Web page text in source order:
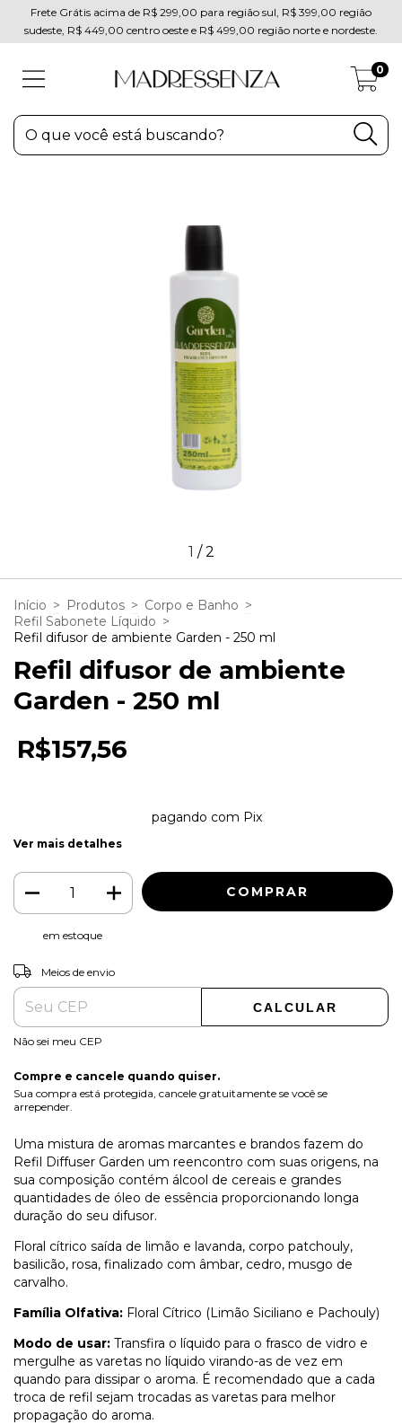
Frete Grátis acima de R$ 299,00 para região sul, R$ 399,00 região
sudeste, R$ 449,00 centro oeste e R$ 499,00 região norte e nordeste.
0
1 /2
Início > Produtos > Corpo e Banho >
Refil Sabonete Líquido >
Refil difusor de ambiente Garden - 250 ml
Refil difusor de ambiente
Garden - 250 ml
R$157,56
pagando com Pix
Ver mais detalhes
em estoque
Entregas para o CEP:
Meios de envio
CALCULAR
Não sei meu CEP
Compre e cancele quando quiser.
Sua compra está protegida, cancele gratuitamente se você se
arrepender.
Uma mistura de aromas marcantes e brandos fazem do
Refil Diffuser Garden um reencontro com suas origens, na
sua composição contém álcool de cereais e grandes
quantidades de óleo de essência proporcionando longa
duração do seu difusor.
Floral cítrico saída de limão e lavanda, corpo patchouly,
basilicão, rosa, finalizado com âmbar, cedro, musgo de
carvalho.
Família Olfativa: Floral Cítrico (Limão Siciliano e Pachouly)
Modo de usar: Transfira o líquido para o frasco de vidro e
mergulhe as varetas no líquido virando-as de vez em
quando para dissipar o aroma. É recomendado que a cada
troca de refil sejam trocadas as varetas para melhor
propagação do aroma.